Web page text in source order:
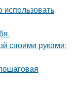
своими руками: